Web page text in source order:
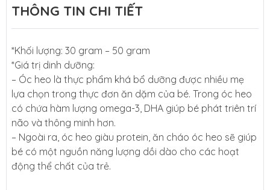
THÔNG TIN CHI TIẾT
*Khối lượng: 30 gram – 50 gram
*Giá trị dinh dưỡng:
– Óc heo là thực phẩm khá bổ dưỡng được nhiều mẹ
lựa chọn trong thực đơn ăn dặm của bé. Trong óc heo
có chứa hàm lượng omega-3, DHA giúp bé phát triên trí
não và thông minh hơn.
– Ngoài ra, óc heo giàu protein, ăn cháo óc heo sẽ giúp
bé có một nguồn năng lượng dồi dào cho các hoạt
động thể chất của trẻ.